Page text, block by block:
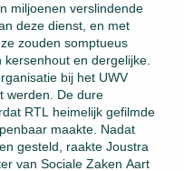
miljoenen verslindende
deze dienst, en met
zouden somptueus
en dergelijke.
bij het UWV
werden. De dure
RTL heimelijk gefilmde
maakte. Nadat
gesteld, raakte Joustra
van Sociale Zaken Aart